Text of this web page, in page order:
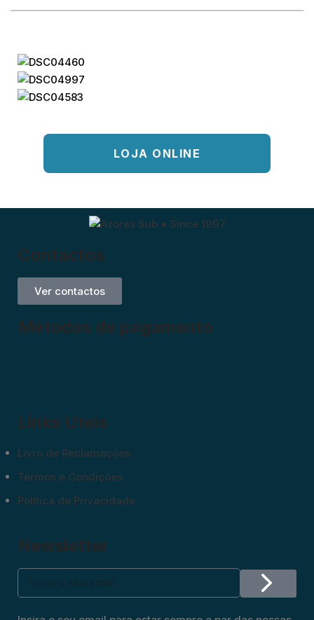
LOJA ONLINE
Contactos
Ver contactos
Métodos de pagamento
Links Uteis
Livro de Reclamações
Termos e Condições
Política de Privacidade
Newsletter